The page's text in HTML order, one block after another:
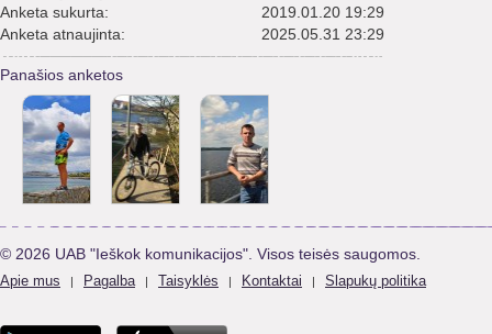
Anketa sukurta:
2019.01.20 19:29
Anketa atnaujinta:
2025.05.31 23:29
Panašios anketos
© 2026 UAB "Ieškok komunikacijos". Visos teisės saugomos.
Apie mus | Pagalba | Taisyklės | Kontaktai | Slapukų politika